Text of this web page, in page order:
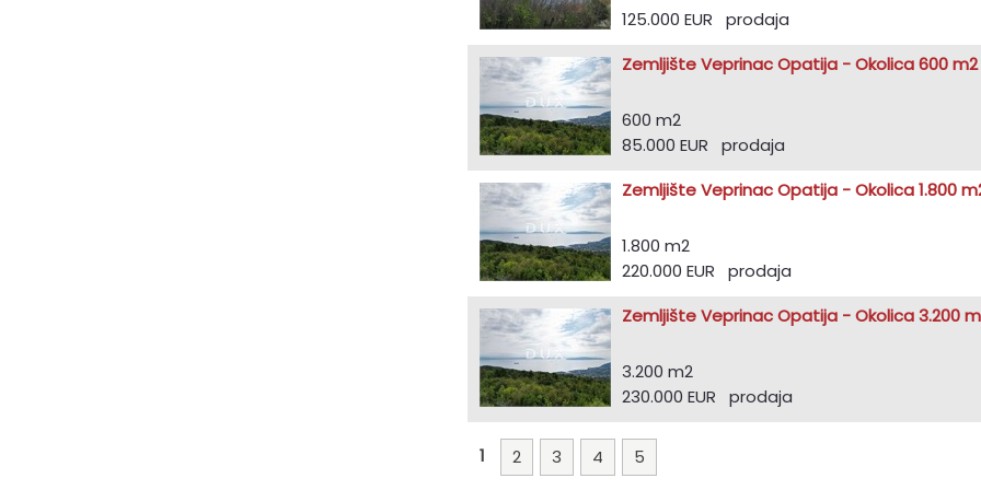
125.000 EUR prodaja
Zemljište Veprinac Opatija - Okolica 600 m2
600 m2
85.000 EUR prodaja
Zemljište Veprinac Opatija - Okolica 1.800
1.800 m2
220.000 EUR prodaja
Zemljište Veprinac Opatija - Okolica 3.200
3.200 m2
230.000 EUR prodaja
1 2 3 4 5